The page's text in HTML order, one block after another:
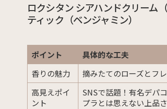
ロクシタン シアハンドクリーム
ティック（ベンジャミン）
ポイント
具体的な工夫
香りの魅力
摘みたてのローズとフ
高見えポイ
ント
SNSで話題！有名デパ
プラとは思えない上品さ